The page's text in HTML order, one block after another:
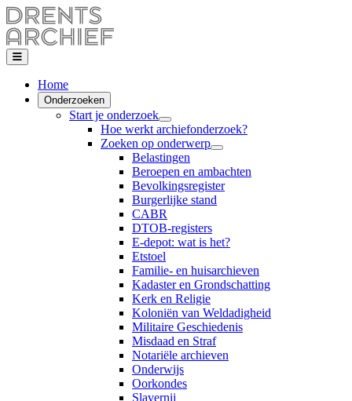
Home
Onderzoeken
Start je onderzoek
Hoe werkt archiefonderzoek?
Zoeken op onderwerp
Belastingen
Beroepen en ambachten
Bevolkingsregister
Burgerlijke stand
CABR
DTOB-registers
E-depot: wat is het?
Etstoel
Familie- en huisarchieven
Kadaster en Grondschatting
Kerk en Religie
Koloniën van Weldadigheid
Militaire Geschiedenis
Misdaad en Straf
Notariële archieven
Onderwijs
Oorkondes
Slavernij